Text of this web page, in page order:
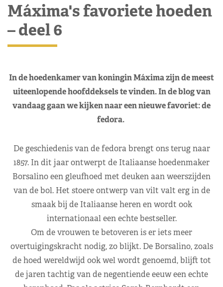
Máxima's favoriete hoeden
– deel 6
In de hoedenkamer van koningin Máxima zijn de meest
uiteenlopende hoofddeksels te vinden. In de blog van
vandaag gaan we kijken naar een nieuwe favoriet: de
fedora.
De geschiedenis van de fedora brengt ons terug naar
1857. In dit jaar ontwerpt de Italiaanse hoedenmaker
Borsalino een gleufhoed met deuken aan weerszijden
van de bol. Het stoere ontwerp van vilt valt erg in de
smaak bij de Italiaanse heren en wordt ook
internationaal een echte bestseller.
Om de vrouwen te betoveren is er iets meer
overtuigingskracht nodig, zo blijkt. De Borsalino, zoals
de hoed wereldwijd ook wel wordt genoemd, blijft tot
de jaren tachtig van de negentiende eeuw een echte